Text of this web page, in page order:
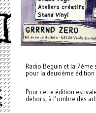
Radio Beguin et la
pour la deuxième édition
Pour cette édition
dehors, à l’ombre des